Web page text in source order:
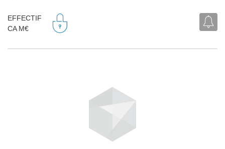
EFFECTIF
CA M€